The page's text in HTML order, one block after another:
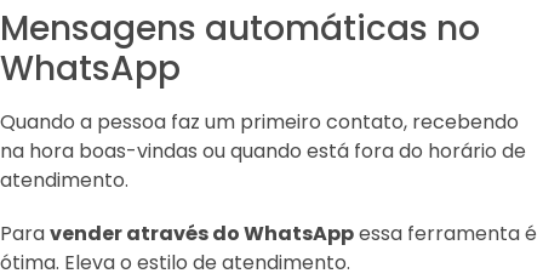
Mensagens automáticas no
WhatsApp
Quando a pessoa faz um primeiro contato, recebendo
na hora boas-vindas ou quando está fora do horário de
atendimento.
Paravender através do WhatsAppessa ferramenta é
ótima. Eleva o estilo de atendimento.